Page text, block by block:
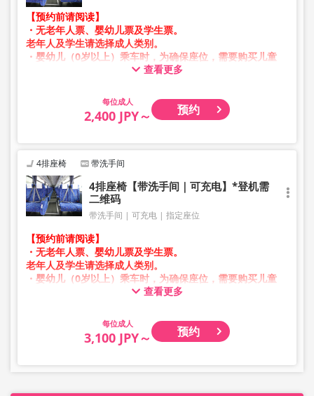
【预约前请阅读】
・无老年人票、婴幼儿票及学生票。
老年人及学生请选择成人类别。
・婴幼儿（0岁以上）乘车时，为确保座位，需要购买儿童
・凌晨1点至5点期间因系统维护，无法进行预约。
・库存情况并非实时显示。
・价格会根据销售日期及班次随时变动。预约前请确认购买
时的销售价格。
・部分站点可能无法办理乘降服务。
查看更多
成人
2,400 JPY～ 预约
4排座椅 带洗手间
4排座椅【带洗手间｜可充电】*登机需
二维码
带洗手间 可充电 指定座位
【预约前请阅读】
・无老年人票、婴幼儿票及学生票。
老年人及学生请选择成人类别。
・婴幼儿（0岁以上）乘车时，为确保座位，需要购买儿童
・凌晨1点至5点期间因系统维护，无法进行预约。
・库存情况并非实时显示。
查看更多
成人
3,100 JPY～ 预约